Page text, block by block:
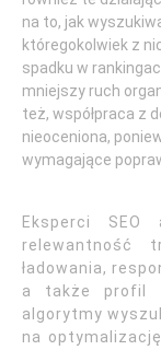
na to, jak
któregokolwiek z
spadku w
mniejszy ruch
też, współpraca z
nieoceniona,
wymagające
Eksperci
relewantność
ładowania,
a także profil
algorytmy
na